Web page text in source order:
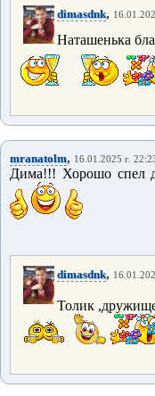
dimasdnk,
Наташенька
mranatolm, 16.01.2025 г.
Дима!!! Хорошо спел
dimasdnk,
Толик ,дружище